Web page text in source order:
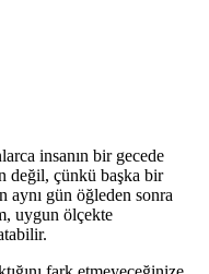
insanın bir gecede
değil, çünkü başka bir
aynı gün öğleden sonra
uygun ölçekte